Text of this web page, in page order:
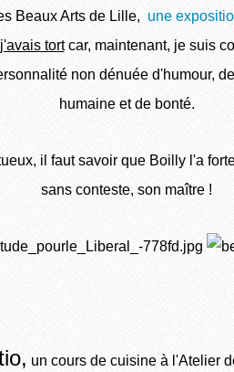
Beaux Arts de Lille, une
tortcar, maintenant, je suis
non dénuée d'humour,
humaine et de bonté.
il faut savoir que Boilly l'a
sans conteste, son maître !
un cours de cuisine à l'Atelier